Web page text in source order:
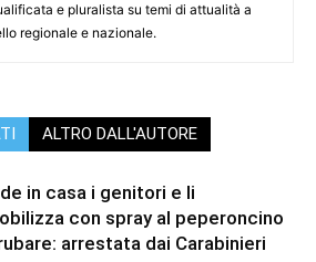
e pluralista su temi di attualità a
regionale e nazionale.
ALTRO DALL'AUTORE
in casa i genitori e li
con spray al peperoncino
arrestata dai Carabinieri